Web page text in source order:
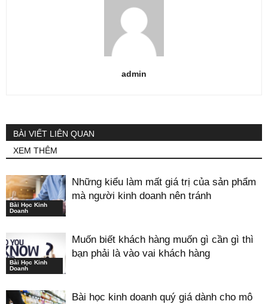
admin
BÀI VIẾT LIÊN QUAN
XEM THÊM
Bài Học Kinh
Doanh
Những kiểu làm mất giá trị của sản phẩm
mà người kinh doanh nên tránh
Bài Học Kinh
Doanh
Muốn biết khách hàng muốn gì cần gì thì
bạn phải là vào vai khách hàng
Bài học kinh doanh quý giá dành cho mô